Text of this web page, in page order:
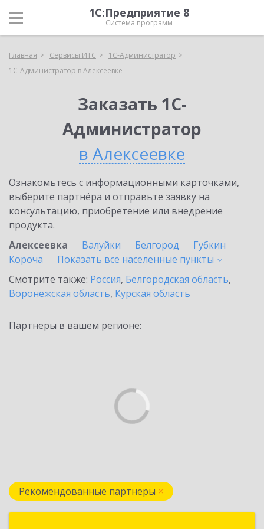
1С:Предприятие 8
Система программ
Главная Сервисы ИТС
1С-Администратор
1С-Администратор в Алексеевке
Заказать 1С-
Администратор
в Алексеевке
Ознакомьтесь с информационными карточками,
выберите партнёра и отправьте заявку на
консультацию, приобретение или внедрение
продукта.
Алексеевка
Валуйки Белгород
Губкин
Короча
Показать все населенные пункты
Смотрите также: Россия, Белгородская область,
Воронежская область, Курская область
Партнеры в вашем регионе:
Рекомендованные партнеры